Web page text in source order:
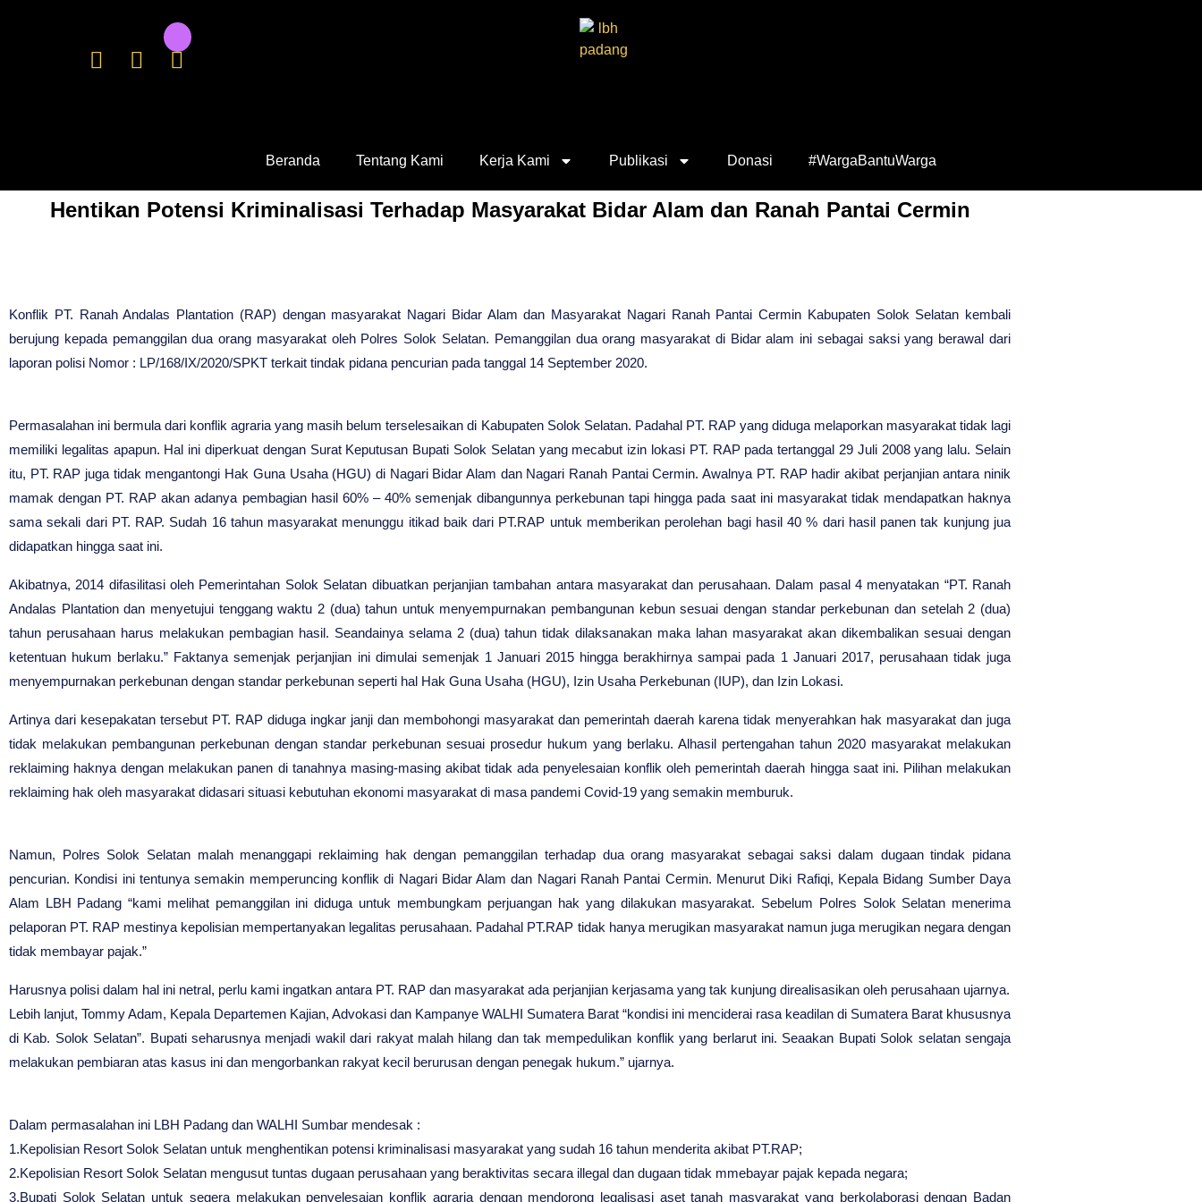
Beranda Tentang Kami Kerja Kami Publikasi Donasi #WargaBantuWarga
Hentikan Potensi Kriminalisasi Terhadap Masyarakat Bidar Alam dan Ranah Pantai Cermin
Konflik PT. Ranah Andalas Plantation (RAP) dengan masyarakat Nagari Bidar Alam dan Masyarakat Nagari Ranah Pantai Cermin Kabupaten Solok Selatan kembali
berujung kepada pemanggilan dua orang masyarakat oleh Polres Solok Selatan. Pemanggilan dua orang masyarakat di Bidar alam ini sebagai saksi yang berawal dari
laporan polisi Nomor : LP/168/IX/2020/SPKT terkait tindak pidana pencurian pada tanggal 14 September 2020.
Permasalahan ini bermula dari konflik agraria yang masih belum terselesaikan di Kabupaten Solok Selatan. Padahal PT. RAP yang diduga melaporkan masyarakat tidak lagi
memiliki legalitas apapun. Hal ini diperkuat dengan Surat Keputusan Bupati Solok Selatan yang mecabut izin lokasi PT. RAP pada tertanggal 29 Juli 2008 yang lalu. Selain
itu, PT. RAP juga tidak mengantongi Hak Guna Usaha (HGU) di Nagari Bidar Alam dan Nagari Ranah Pantai Cermin. Awalnya PT. RAP hadir akibat perjanjian antara ninik
mamak dengan PT. RAP akan adanya pembagian hasil 60% – 40% semenjak dibangunnya perkebunan tapi hingga pada saat ini masyarakat tidak mendapatkan haknya
sama sekali dari PT. RAP. Sudah 16 tahun masyarakat menunggu itikad baik dari PT.RAP untuk memberikan perolehan bagi hasil 40 % dari hasil panen tak kunjung jua
didapatkan hingga saat ini.
Akibatnya, 2014 difasilitasi oleh Pemerintahan Solok Selatan dibuatkan perjanjian tambahan antara masyarakat dan perusahaan. Dalam pasal 4 menyatakan “PT. Ranah
Andalas Plantation dan menyetujui tenggang waktu 2 (dua) tahun untuk menyempurnakan pembangunan kebun sesuai dengan standar perkebunan dan setelah 2 (dua)
tahun perusahaan harus melakukan pembagian hasil. Seandainya selama 2 (dua) tahun tidak dilaksanakan maka lahan masyarakat akan dikembalikan sesuai dengan
ketentuan hukum berlaku.” Faktanya semenjak perjanjian ini dimulai semenjak 1 Januari 2015 hingga berakhirnya sampai pada 1 Januari 2017, perusahaan tidak juga
menyempurnakan perkebunan dengan standar perkebunan seperti hal Hak Guna Usaha (HGU), Izin Usaha Perkebunan (IUP), dan Izin Lokasi.
Artinya dari kesepakatan tersebut PT. RAP diduga ingkar janji dan membohongi masyarakat dan pemerintah daerah karena tidak menyerahkan hak masyarakat dan juga
tidak melakukan pembangunan perkebunan dengan standar perkebunan sesuai prosedur hukum yang berlaku. Alhasil pertengahan tahun 2020 masyarakat melakukan
reklaiming haknya dengan melakukan panen di tanahnya masing-masing akibat tidak ada penyelesaian konflik oleh pemerintah daerah hingga saat ini. Pilihan melakukan
reklaiming hak oleh masyarakat didasari situasi kebutuhan ekonomi masyarakat di masa pandemi Covid-19 yang semakin memburuk.
Namun, Polres Solok Selatan malah menanggapi reklaiming hak dengan pemanggilan terhadap dua orang masyarakat sebagai saksi dalam dugaan tindak pidana
pencurian. Kondisi ini tentunya semakin memperuncing konflik di Nagari Bidar Alam dan Nagari Ranah Pantai Cermin. Menurut Diki Rafiqi, Kepala Bidang Sumber Daya
Alam LBH Padang “kami melihat pemanggilan ini diduga untuk membungkam perjuangan hak yang dilakukan masyarakat. Sebelum Polres Solok Selatan menerima
pelaporan PT. RAP mestinya kepolisian mempertanyakan legalitas perusahaan. Padahal PT.RAP tidak hanya merugikan masyarakat namun juga merugikan negara dengan
tidak membayar pajak.”
Harusnya polisi dalam hal ini netral, perlu kami ingatkan antara PT. RAP dan masyarakat ada perjanjian kerjasama yang tak kunjung direalisasikan oleh perusahaan ujarnya.
Lebih lanjut, Tommy Adam, Kepala Departemen Kajian, Advokasi dan Kampanye WALHI Sumatera Barat “kondisi ini menciderai rasa keadilan di Sumatera Barat khususnya
di Kab. Solok Selatan”. Bupati seharusnya menjadi wakil dari rakyat malah hilang dan tak mempedulikan konflik yang berlarut ini. Seaakan Bupati Solok selatan sengaja
melakukan pembiaran atas kasus ini dan mengorbankan rakyat kecil berurusan dengan penegak hukum.” ujarnya.
Dalam permasalahan ini LBH Padang dan WALHI Sumbar mendesak :
1.Kepolisian Resort Solok Selatan untuk menghentikan potensi kriminalisasi masyarakat yang sudah 16 tahun menderita akibat PT.RAP;
2.Kepolisian Resort Solok Selatan mengusut tuntas dugaan perusahaan yang beraktivitas secara illegal dan dugaan tidak mmebayar pajak kepada negara;
3.Bupati Solok Selatan untuk segera melakukan penyelesaian konflik agraria dengan mendorong legalisasi aset tanah masyarakat yang berkolaborasi dengan Badan